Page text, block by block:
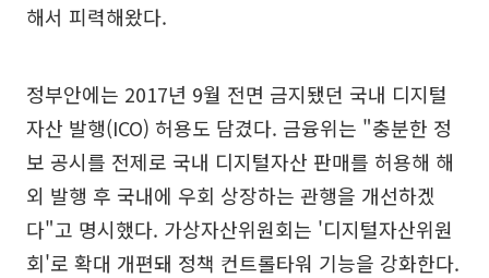
해서 피력해왔다.
정부안에는 2017년 9월 전면 금지됐던 국내 디지털
자산 발행(ICO) 허용도 담겼다. 금융위는 "충분한 정
보 공시를 전제로 국내 디지털자산 판매를 허용해 해
외 발행 후 국내에 우회 상장하는 관행을 개선하겠
다"고 명시했다. 가상자산위원회는 '디지털자산위원
회'로 확대 개편돼 정책 컨트롤타워 기능을 강화한다.